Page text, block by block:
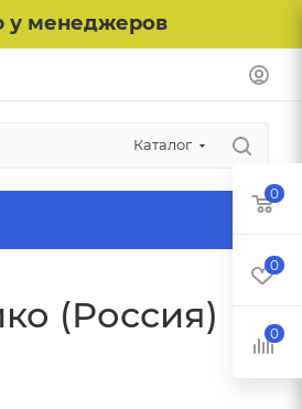
у менеджеров
Каталог
(Россия)
0
0
0